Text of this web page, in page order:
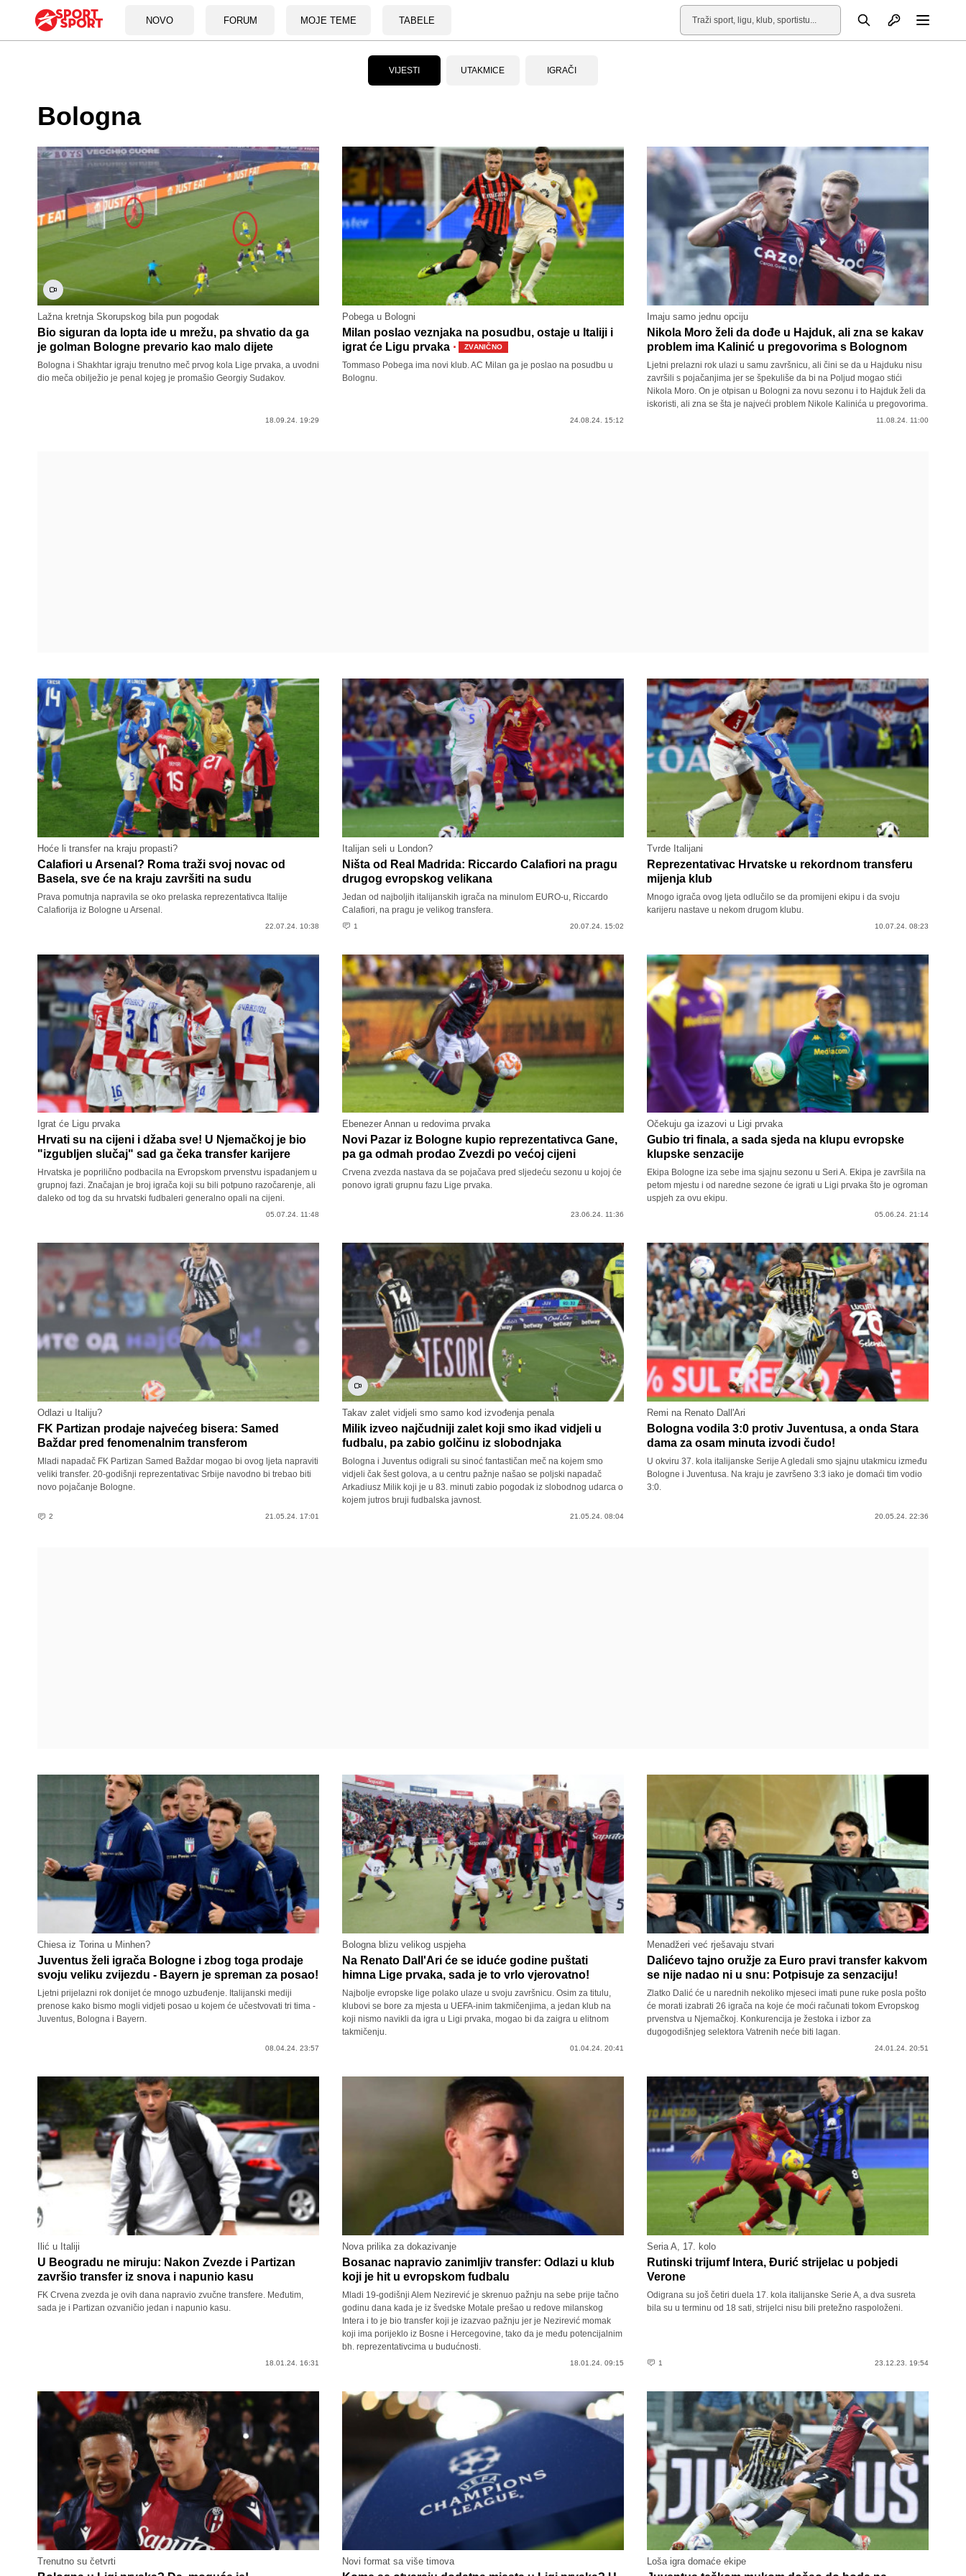
NOVO FORUM MOJE TEME TABELE
Pretraga Otvori profil
VIJESTI UTAKMICE IGRAČI
Bologna
Lažna kretnja Skorupskog bila pun pogodak
Bio siguran da lopta ide u mrežu, pa shvatio da ga
je golman Bologne prevario kao malo dijete
Bologna i Shakhtar igraju trenutno meč prvog kola Lige prvaka, a uvodni
dio meča obilježio je penal kojeg je promašio Georgiy Sudakov.
18.09.24. 19:29
Pobega u Bologni
Milan poslao veznjaka na posudbu, ostaje u Italiji i
igrat će Ligu prvaka · ZVANIČNO
Tommaso Pobega ima novi klub. AC Milan ga je poslao na posudbu u
Bolognu.
24.08.24. 15:12
Imaju samo jednu opciju
Nikola Moro želi da dođe u Hajduk, ali zna se kakav
problem ima Kalinić u pregovorima s Bolognom
Ljetni prelazni rok ulazi u samu završnicu, ali čini se da u Hajduku nisu
završili s pojačanjima jer se špekuliše da bi na Poljud mogao stići
Nikola Moro. On je otpisan u Bologni za novu sezonu i to Hajduk želi da
iskoristi, ali zna se šta je najveći problem Nikole Kalinića u pregovorima.
11.08.24. 11:00
Hoće li transfer na kraju propasti?
Calafiori u Arsenal? Roma traži svoj novac od
Basela, sve će na kraju završiti na sudu
Prava pomutnja napravila se oko prelaska reprezentativca Italije
Calafiorija iz Bologne u Arsenal.
22.07.24. 10:38
Italijan seli u London?
Ništa od Real Madrida: Riccardo Calafiori na pragu
drugog evropskog velikana
Jedan od najboljih italijanskih igrača na minulom EURO-u, Riccardo
Calafiori, na pragu je velikog transfera.
1 20.07.24. 15:02
Tvrde Italijani
Reprezentativac Hrvatske u rekordnom transferu
mijenja klub
Mnogo igrača ovog ljeta odlučilo se da promijeni ekipu i da svoju
karijeru nastave u nekom drugom klubu.
10.07.24. 08:23
Igrat će Ligu prvaka
Hrvati su na cijeni i džaba sve! U Njemačkoj je bio
"izgubljen slučaj" sad ga čeka transfer karijere
Hrvatska je poprilično podbacila na Evropskom prvenstvu ispadanjem u
grupnoj fazi. Značajan je broj igrača koji su bili potpuno razočarenje, ali
daleko od tog da su hrvatski fudbaleri generalno opali na cijeni.
05.07.24. 11:48
Ebenezer Annan u redovima prvaka
Novi Pazar iz Bologne kupio reprezentativca Gane,
pa ga odmah prodao Zvezdi po većoj cijeni
Crvena zvezda nastava da se pojačava pred sljedeću sezonu u kojoj će
ponovo igrati grupnu fazu Lige prvaka.
23.06.24. 11:36
Očekuju ga izazovi u Ligi prvaka
Gubio tri finala, a sada sjeda na klupu evropske
klupske senzacije
Ekipa Bologne iza sebe ima sjajnu sezonu u Seri A. Ekipa je završila na
petom mjestu i od naredne sezone će igrati u Ligi prvaka što je ogroman
uspjeh za ovu ekipu.
05.06.24. 21:14
Odlazi u Italiju?
FK Partizan prodaje najvećeg bisera: Samed
Baždar pred fenomenalnim transferom
Mladi napadač FK Partizan Samed Baždar mogao bi ovog ljeta napraviti
veliki transfer. 20-godišnji reprezentativac Srbije navodno bi trebao biti
novo pojačanje Bologne.
2 21.05.24. 17:01
Takav zalet vidjeli smo samo kod izvođenja penala
Milik izveo najčudniji zalet koji smo ikad vidjeli u
fudbalu, pa zabio golčinu iz slobodnjaka
Bologna i Juventus odigrali su sinoć fantastičan meč na kojem smo
vidjeli čak šest golova, a u centru pažnje našao se poljski napadač
Arkadiusz Milik koji je u 83. minuti zabio pogodak iz slobodnog udarca o
kojem jutros bruji fudbalska javnost.
21.05.24. 08:04
Remi na Renato Dall'Ari
Bologna vodila 3:0 protiv Juventusa, a onda Stara
dama za osam minuta izvodi čudo!
U okviru 37. kola italijanske Serije A gledali smo sjajnu utakmicu između
Bologne i Juventusa. Na kraju je završeno 3:3 iako je domaći tim vodio
3:0.
20.05.24. 22:36
Chiesa iz Torina u Minhen?
Juventus želi igrača Bologne i zbog toga prodaje
svoju veliku zvijezdu - Bayern je spreman za posao!
Ljetni prijelazni rok donijet će mnogo uzbuđenje. Italijanski mediji
prenose kako bismo mogli vidjeti posao u kojem će učestvovati tri tima -
Juventus, Bologna i Bayern.
08.04.24. 23:57
Bologna blizu velikog uspjeha
Na Renato Dall'Ari će se iduće godine puštati
himna Lige prvaka, sada je to vrlo vjerovatno!
Najbolje evropske lige polako ulaze u svoju završnicu. Osim za titulu,
klubovi se bore za mjesta u UEFA-inim takmičenjima, a jedan klub na
koji nismo navikli da igra u Ligi prvaka, mogao bi da zaigra u elitnom
takmičenju.
01.04.24. 20:41
Menadžeri već rješavaju stvari
Dalićevo tajno oružje za Euro pravi transfer kakvom
se nije nadao ni u snu: Potpisuje za senzaciju!
Zlatko Dalić će u narednih nekoliko mjeseci imati pune ruke posla pošto
će morati izabrati 26 igrača na koje će moći računati tokom Evropskog
prvenstva u Njemačkoj. Konkurencija je žestoka i izbor za
dugogodišnjeg selektora Vatrenih neće biti lagan.
24.01.24. 20:51
Ilić u Italiji
U Beogradu ne miruju: Nakon Zvezde i Partizan
završio transfer iz snova i napunio kasu
FK Crvena zvezda je ovih dana napravio zvučne transfere. Međutim,
sada je i Partizan ozvaničio jedan i napunio kasu.
18.01.24. 16:31
Nova prilika za dokazivanje
Bosanac napravio zanimljiv transfer: Odlazi u klub
koji je hit u evropskom fudbalu
Mladi 19-godišnji Alem Nezirević je skrenuo pažnju na sebe prije tačno
godinu dana kada je iz švedske Motale prešao u redove milanskog
Intera i to je bio transfer koji je izazvao pažnju jer je Nezirević momak
koji ima porijeklo iz Bosne i Hercegovine, tako da je među potencijalnim
bh. reprezentativcima u budućnosti.
18.01.24. 09:15
Seria A, 17. kolo
Rutinski trijumf Intera, Đurić strijelac u pobjedi
Verone
Odigrana su još četiri duela 17. kola italijanske Serie A, a dva susreta
bila su u terminu od 18 sati, strijelci nisu bili pretežno raspoloženi.
1 23.12.23. 19:54
Trenutno su četvrti Novi format sa više timova Loša igra domaće ekipe